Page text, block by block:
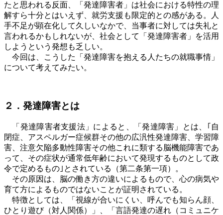
たと思われる反面、「発達障害者」は社会における特性の理
解すら十分とはいえず、就労支援も限定的との感がある。人
手不足が顕在化して久しいなかで、当事者に対しては失礼と
言われるかもしれないが、社会として「発達障害者」を活用
しようという発想も乏しい。
今回は、こうした「発達障害を抱える人たちの就職事情」
について考えてみたい。
２．発達障害とは
「発達障害者支援法」によると、「発達障害」とは、｢自
閉症、アスペルガー症候群その他の広汎性発達障害、学習障
害、注意欠陥多動性障害その他これに類する脳機能障害であ
って、その症状が通常低年齢において発現するものとして政
令で定めるもの｣とされている（第二条第一項）。
その原因は、脳の働き方の違いによるもので、心の病気や
育て方によるものではないことが証明されている。
特徴としては、「視線が合いにくい、呼んでも知らん顔、
ひとり遊び（対人関係）」、「言語発達の遅れ（コミュニケ